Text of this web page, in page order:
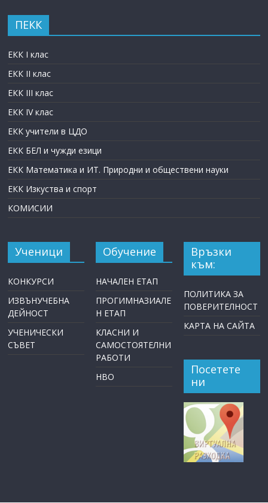
ПЕКК
ЕКК I клас
ЕКК II клас
ЕКК III клас
ЕКК IV клас
ЕКК учители в ЦДО
ЕКК БЕЛ и чужди езици
ЕКК Математика и ИТ. Природни и обществени науки
ЕКК Изкуства и спорт
КОМИСИИ
Ученици
КОНКУРСИ
ИЗВЪНУЧЕБНА
ДЕЙНОСТ
УЧЕНИЧЕСКИ
СЪВЕТ
Обучение
НАЧАЛЕН ЕТАП
ПРОГИМНАЗИАЛЕ
Н ЕТАП
КЛАСНИ И
САМОСТОЯТЕЛНИ
РАБОТИ
НВО
Връзки
към:
ПОЛИТИКА ЗА
ПОВЕРИТЕЛНОСТ
КАРТА НА САЙТА
Посетете
ни